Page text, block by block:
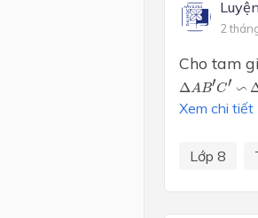
2
Cho tam
ΔAB′C′ ∽
Δ A B′C′∽ A
Xem chi tiết
Lớp 8